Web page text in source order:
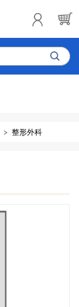
整形外科